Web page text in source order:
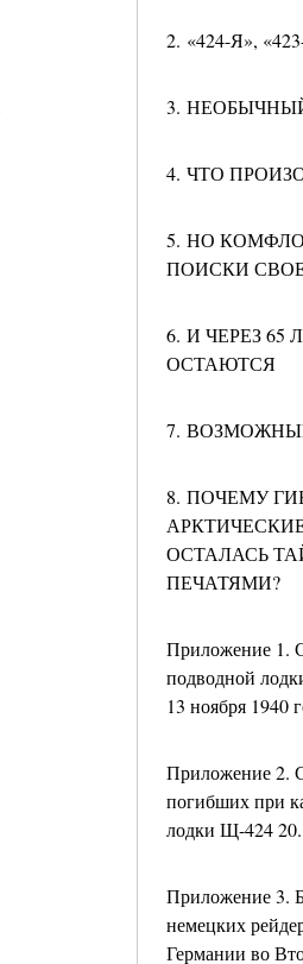
2. «424-Я»,
3.
4. ЧТО
5. НО
ПОИСКИ
6. И ЧЕРЕЗ
ОСТАЮТСЯ
7.
8. ПОЧЕМУ
ОСТАЛАСЬ
ПЕЧАТЯМИ?
Приложение 1.
подводной
13 ноября 1940
Приложение 2.
погибших при
лодки Щ-424
Приложение 3.
немецких
Германии во